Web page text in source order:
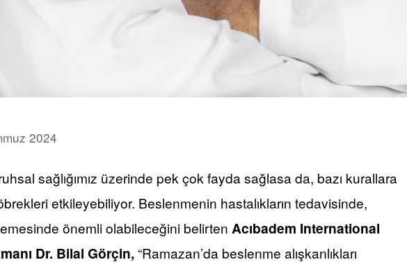
2024
sağlığımız üzerinde pek çok fayda sağlasa da, bazı kurallara
etkileyebiliyor. Beslenmenin hastalıkların tedavisinde,
önemli olabileceğini belirten Acıbadem International
Dr. Bilal Görçin, “Ramazan’da beslenme alışkanlıkları